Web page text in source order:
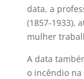
data, a
(1857-1933),
mulher
A data
o incêndio